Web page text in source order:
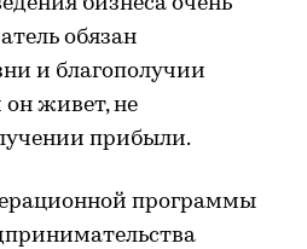
обязан
и благополучии
он живет, не
прибыли.
программы